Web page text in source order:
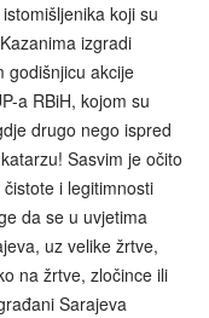
koji su
izgradi
godišnjicu akcije
a RBiH, kojom su
drugo nego ispred
Sasvim je očito
i legitimnosti
da se u uvjetima
uz velike žrtve,
na žrtve, zločince ili
Sarajeva